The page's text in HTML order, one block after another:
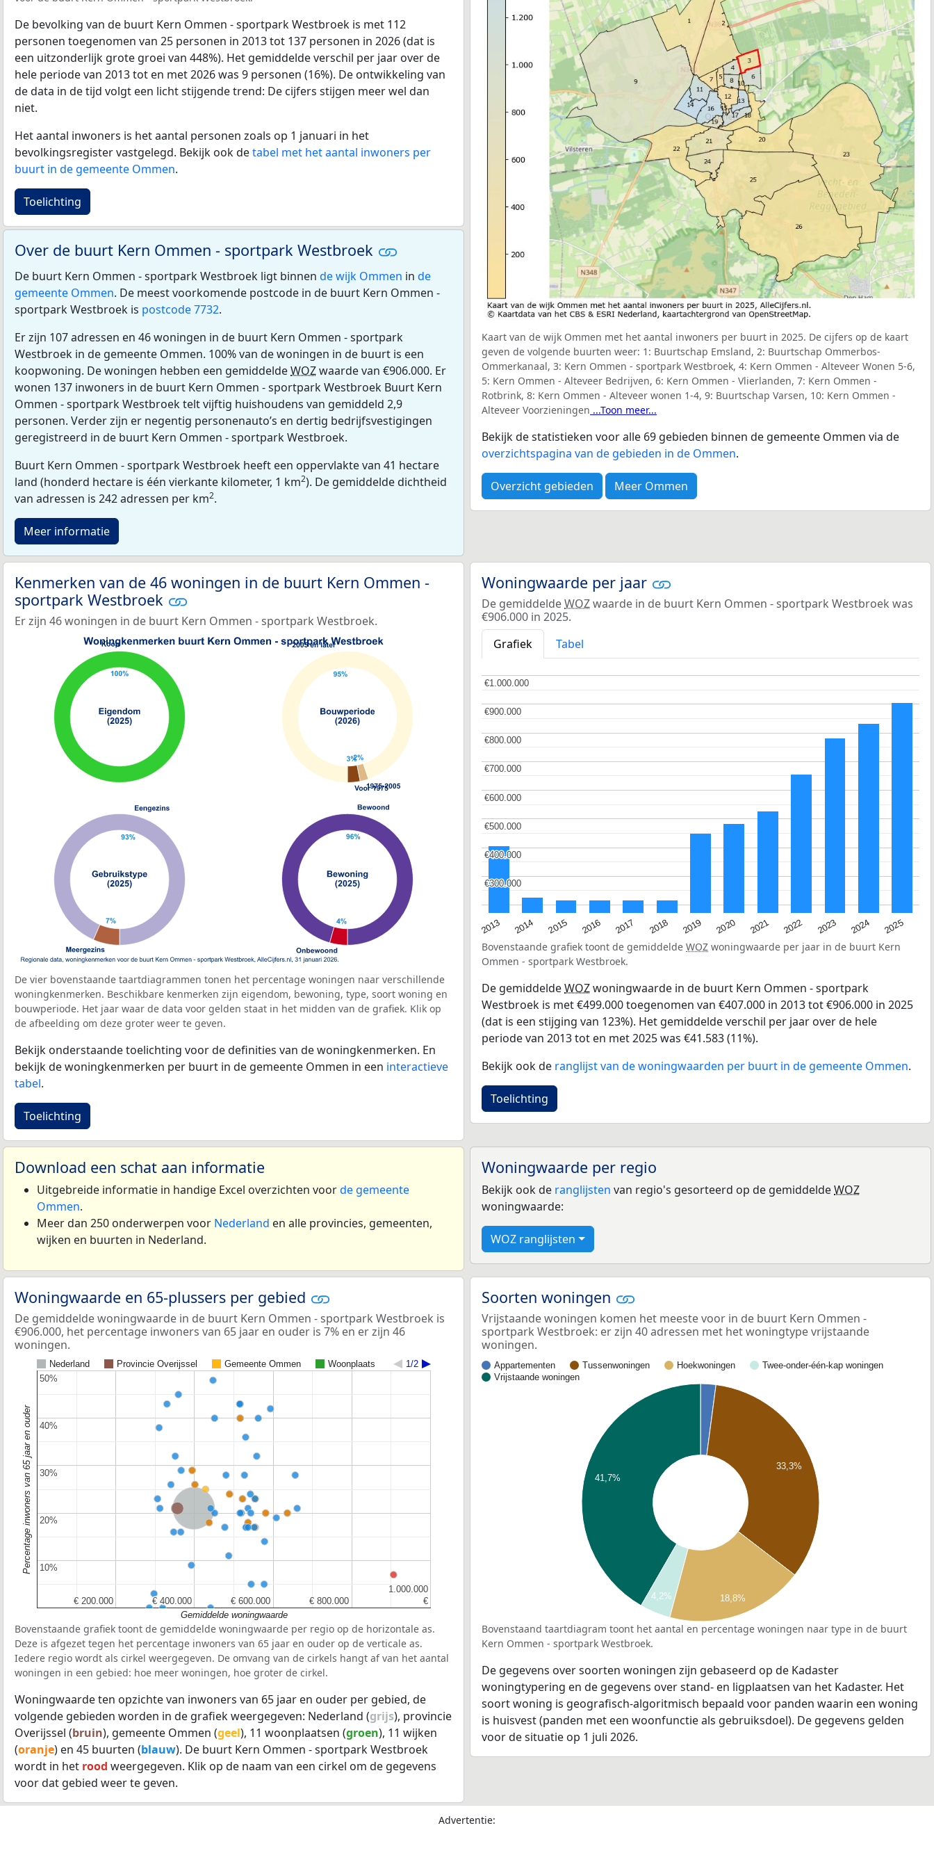
De bevolking van de buurt Kern Ommen - sportpark Westbroek is met 112
personen toegenomen van 25 personen in 2013 tot 137 personen in 2026 (dat is
een uitzonderlijk grote groei van 448%). Het gemiddelde verschil per jaar over de
hele periode van 2013 tot en met 2026 was 9 personen (16%). De ontwikkeling van
de data in de tijd volgt een licht stijgende trend: De cijfers stijgen meer wel dan
niet.
Het aantal inwoners is het aantal personen zoals op 1 januari in het
bevolkingsregister vastgelegd. Bekijk ook detabel met het aantal inwoners per
buurt in de gemeente Ommen.
Toelichting
Over de buurt Kern Ommen - sportpark Westbroek
De buurt Kern Ommen - sportpark Westbroek ligt binnen de wijk Ommen in de
gemeente Ommen. De meest voorkomende postcode in de buurt Kern Ommen -
sportpark Westbroek is postcode 7732.
Er zijn 107 adressen en 46 woningen in de buurt Kern Ommen - sportpark
Westbroek in de gemeente Ommen. 100% van de woningen in de buurt is een
koopwoning. De woningen hebben een gemiddeldeWOZwaarde van €906.000. Er
wonen 137 inwoners in de buurt Kern Ommen - sportpark Westbroek Buurt Kern
Ommen - sportpark Westbroek telt vijftig huishoudens van gemiddeld 2,9
personen. Verder zijn er negentig personenauto’s en dertig bedrijfsvestigingen
geregistreerd in de buurt Kern Ommen - sportpark Westbroek.
Buurt Kern Ommen - sportpark Westbroek heeft een oppervlakte van 41 hectare
land (honderd hectare is één vierkante kilometer, 1 km2). De gemiddelde dichtheid
van adressen is 242 adressen per km2.
Meer informatie
Kaart van de wijk Ommen met het aantal inwoners per buurt in 2025. De cijfers op de kaart
geven de volgende buurten weer: 1: Buurtschap Emsland, 2: Buurtschap Ommerbos-
Ommerkanaal, 3: Kern Ommen - sportpark Westbroek, 4: Kern Ommen - Alteveer Wonen 5-6,
5: Kern Ommen - Alteveer Bedrijven, 6: Kern Ommen - Vlierlanden, 7: Kern Ommen -
Rotbrink, 8: Kern Ommen - Alteveer wonen 1-4, 9: Buurtschap Varsen, 10: Kern Ommen -
Alteveer Voorzieningen ...Toon meer...
Bekijk de statistieken voor alle 69 gebieden binnen de gemeente Ommen via de
overzichtspagina van de gebieden in de Ommen.
Overzicht gebieden Meer Ommen
Kenmerken van de 46 woningen in de buurt Kern Ommen -
sportpark Westbroek
Er zijn 46 woningen in de buurt Kern Ommen - sportpark Westbroek.
De vier bovenstaande taartdiagrammen tonen het percentage woningen naar verschillende
woningkenmerken. Beschikbare kenmerken zijn eigendom, bewoning, type, soort woning en
bouwperiode. Het jaar waar de data voor gelden staat in het midden van de grafiek. Klik op
de afbeelding om deze groter weer te geven.
Bekijk onderstaande toelichting voor de definities van de woningkenmerken. En
bekijk de woningkenmerken per buurt in de gemeente Ommen in een interactieve
tabel.
Toelichting
Woningwaarde per jaar
De gemiddeldeWOZwaarde in de buurt Kern Ommen - sportpark Westbroek was
€906.000 in 2025.
Grafiek
Tabel
2013 2014 2015 2016 2017 2018 2019 2020 2021 2022 2023 2024 2025
€300.000
€300.000
€400.000
€400.000
€500.000
€500.000
€600.000
€600.000
€700.000
€700.000
€800.000
€800.000
€900.000
€900.000
€1.000.000
€1.000.000
Bovenstaande grafiek toont de gemiddelde WOZ woningwaarde per jaar in de buurt Kern
Ommen - sportpark Westbroek.
De gemiddeldeWOZwoningwaarde in de buurt Kern Ommen - sportpark
Westbroek is met €499.000 toegenomen van €407.000 in 2013 tot €906.000 in 2025
(dat is een stijging van 123%). Het gemiddelde verschil per jaar over de hele
periode van 2013 tot en met 2025 was €41.583 (11%).
Bekijk ook de ranglijst van de woningwaarden per buurt in de gemeente Ommen.
Toelichting
Download een schat aan informatie
Uitgebreide informatie in handige Excel overzichten voorde gemeente
Ommen.
Meer dan 250 onderwerpen voor Nederland en alle provincies, gemeenten,
wijken en buurten in Nederland.
Woningwaarde per regio
Bekijk ook de ranglijsten van regio's gesorteerd op de gemiddeldeWOZ
woningwaarde:
WOZ ranglijsten
Woningwaarde en 65-plussers per gebied
De gemiddelde woningwaarde in de buurt Kern Ommen - sportpark Westbroek is
€906.000, het percentage inwoners van 65 jaar en ouder is 7% en er zijn 46
woningen.
Nederland Provincie Overijssel Gemeente Ommen Woonplaats 1/2
Nederland
€ 200.000
€ 200.000 € 400.000
€ 400.000 € 600.000
€ 600.000 € 800.000
€ 800.000 €
€
1.000.000
1.000.000
10%
10%
20%
20%
30%
30%
40%
40%
50%
50%
Gemiddelde woningwaarde
Percentage inwoners van 65 jaar en ouder
Bovenstaande grafiek toont de gemiddelde woningwaarde per regio op de horizontale as.
Deze is afgezet tegen het percentage inwoners van 65 jaar en ouder op de verticale as.
Iedere regio wordt als cirkel weergegeven. De omvang van de cirkels hangt af van het aantal
woningen in een gebied: hoe meer woningen, hoe groter de cirkel.
Woningwaarde ten opzichte van inwoners van 65 jaar en ouder per gebied, de
volgende gebieden worden in de grafiek weergegeven: Nederland (grijs), provincie
Overijssel (bruin), gemeente Ommen (geel), 11 woonplaatsen (groen), 11 wijken
(oranje) en 45 buurten (blauw). De buurt Kern Ommen - sportpark Westbroek
wordt in het rood weergegeven. Klik op de naam van een cirkel om de gegevens
voor dat gebied weer te geven.
Soorten woningen
Vrijstaande woningen komen het meeste voor in de buurt Kern Ommen -
sportpark Westbroek: er zijn 40 adressen met het woningtype vrijstaande
woningen.
Appartementen Tussenwoningen Hoekwoningen
Twee-onder-één-kap woningen
Vrijstaande woningen
33,3%
41,7%
4,2% 18,8%
Bovenstaand taartdiagram toont het aantal en percentage woningen naar type in de buurt
Kern Ommen - sportpark Westbroek.
De gegevens over soorten woningen zijn gebaseerd op de Kadaster
woningtypering en de gegevens over stand- en ligplaatsen van het Kadaster. Het
soort woning is geografisch-algoritmisch bepaald voor panden waarin een woning
is huisvest (panden met een woonfunctie als gebruiksdoel). De gegevens gelden
voor de situatie op 1 juli 2026.
Advertentie: